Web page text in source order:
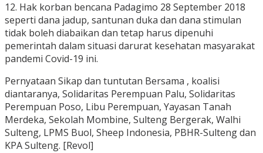
12. Hak korban bencana Padagimo 28 September 2018
seperti dana jadup, santunan duka dan dana stimulan
tidak boleh diabaikan dan tetap harus dipenuhi
pemerintah dalam situasi darurat kesehatan masyarakat
pandemi Covid-19 ini.
Pernyataan Sikap dan tuntutan Bersama , koalisi
diantaranya, Solidaritas Perempuan Palu, Solidaritas
Perempuan Poso, Libu Perempuan, Yayasan Tanah
Merdeka, Sekolah Mombine, Sulteng Bergerak, Walhi
Sulteng, LPMS Buol, Sheep Indonesia, PBHR-Sulteng dan
KPA Sulteng. [Revol]